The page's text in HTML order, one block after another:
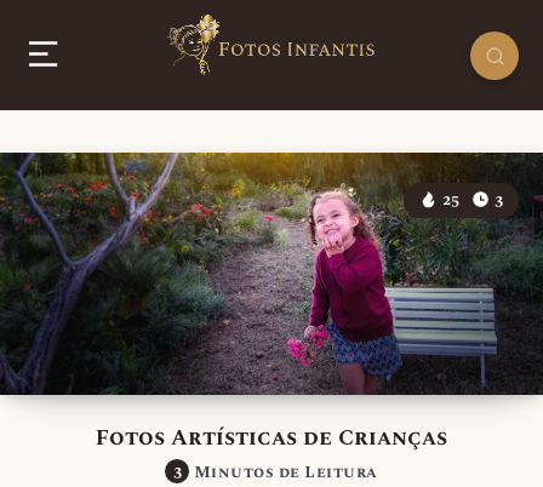
Fotos Artísticas de Crianças
25 3
3 Minutos de Leitura